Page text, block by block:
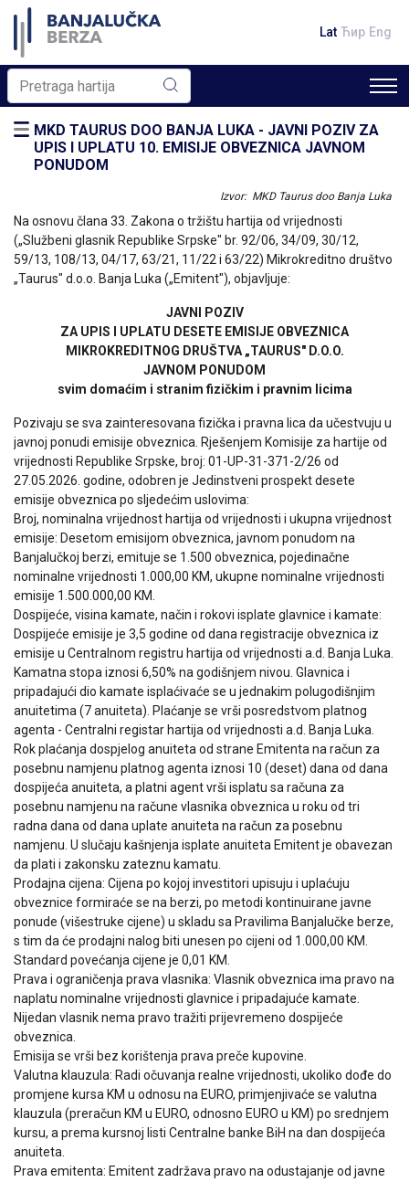
Lat Ћир Eng
MKD TAURUS DOO BANJA LUKA - JAVNI POZIV ZA
UPIS I UPLATU 10. EMISIJE OBVEZNICA JAVNOM
PONUDOM
Izvor: MKD Taurus doo Banja Luka
Na osnovu člana 33. Zakona o tržištu hartija od vrijednosti
(„Službeni glasnik Republike Srpske" br. 92/06, 34/09, 30/12,
59/13, 108/13, 04/17, 63/21, 11/22 i 63/22) Mikrokreditno društvo
„Taurus" d.o.o. Banja Luka („Emitent"), objavljuje:
JAVNI POZIV
ZA UPIS I UPLATU DESETE EMISIJE OBVEZNICA
MIKROKREDITNOG DRUŠTVA „TAURUS" D.O.O.
JAVNOM PONUDOM
svim domaćim i stranim fizičkim i pravnim licima
Pozivaju se sva zainteresovana fizička i pravna lica da učestvuju u
javnoj ponudi emisije obveznica. Rješenjem Komisije za hartije od
vrijednosti Republike Srpske, broj: 01-UP-31-371-2/26 od
27.05.2026. godine, odobren je Jedinstveni prospekt desete
emisije obveznica po sljedećim uslovima:
Broj, nominalna vrijednost hartija od vrijednosti i ukupna vrijednost
emisije: Desetom emisijom obveznica, javnom ponudom na
Banjalučkoj berzi, emituje se 1.500 obveznica, pojedinačne
nominalne vrijednosti 1.000,00 KM, ukupne nominalne vrijednosti
emisije 1.500.000,00 KM.
Dospijeće, visina kamate, način i rokovi isplate glavnice i kamate:
Dospijeće emisije je 3,5 godine od dana registracije obveznica iz
emisije u Centralnom registru hartija od vrijednosti a.d. Banja Luka.
Kamatna stopa iznosi 6,50% na godišnjem nivou. Glavnica i
pripadajući dio kamate isplaćivaće se u jednakim polugodišnjim
anuitetima (7 anuiteta). Plaćanje se vrši posredstvom platnog
agenta - Centralni registar hartija od vrijednosti a.d. Banja Luka.
Rok plaćanja dospjelog anuiteta od strane Emitenta na račun za
posebnu namjenu platnog agenta iznosi 10 (deset) dana od dana
dospijeća anuiteta, a platni agent vrši isplatu sa računa za
posebnu namjenu na račune vlasnika obveznica u roku od tri
radna dana od dana uplate anuiteta na račun za posebnu
namjenu. U slučaju kašnjenja isplate anuiteta Emitent je obavezan
da plati i zakonsku zateznu kamatu.
Prodajna cijena: Cijena po kojoj investitori upisuju i uplaćuju
obveznice formiraće se na berzi, po metodi kontinuirane javne
ponude (višestruke cijene) u skladu sa Pravilima Banjalučke berze,
s tim da će prodajni nalog biti unesen po cijeni od 1.000,00 KM.
Standard povećanja cijene je 0,01 KM.
Prava i ograničenja prava vlasnika: Vlasnik obveznica ima pravo na
naplatu nominalne vrijednosti glavnice i pripadajuće kamate.
Nijedan vlasnik nema pravo tražiti prijevremeno dospijeće
obveznica.
Emisija se vrši bez korištenja prava preče kupovine.
Valutna klauzula: Radi očuvanja realne vrijednosti, ukoliko dođe do
promjene kursa KM u odnosu na EURO, primjenjivaće se valutna
klauzula (preračun KM u EURO, odnosno EURO u KM) po srednjem
kursu, a prema kursnoj listi Centralne banke BiH na dan dospijeća
anuiteta.
Prava emitenta: Emitent zadržava pravo na odustajanje od javne